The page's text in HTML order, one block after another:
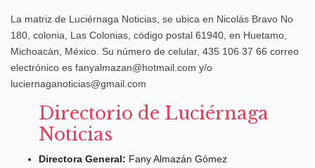
La matriz de Luciérnaga Noticias, se ubica en Nicolás Bravo No
180, colonia, Las Colonias, código postal 61940, en Huetamo,
Michoacán, México. Su número de celular, 435 106 37 66 correo
electrónico es fanyalmazan@hotmail.com y/o
luciernaganoticias@gmail.com
Directorio de Luciérnaga
Noticias
Directora General: Fany Almazán Gómez